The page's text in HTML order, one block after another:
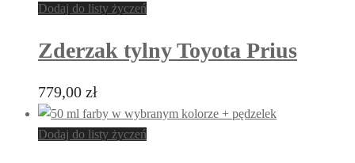
Dodaj do listy życzeń
Zderzak tylny Toyota Prius
779,00 zł
Dodaj do listy życzeń